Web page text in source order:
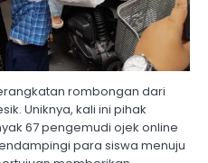
rombongan dari
Uniknya, kali ini pihak
67 pengemudi ojek online
para siswa menuju